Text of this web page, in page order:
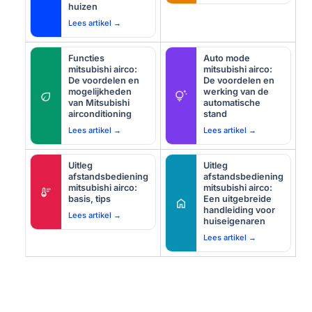
huizen
Lees artikel →
eco
Functies
mitsubishi airco:
De voordelen en
mogelijkheden
van Mitsubishi
airconditioning
Lees artikel →
tips_and_updates
Auto mode
mitsubishi airco:
De voordelen en
werking van de
automatische
stand
Lees artikel →
thermostat
Uitleg
afstandsbediening
mitsubishi airco:
basis, tips
Lees artikel →
home
Uitleg
afstandsbediening
mitsubishi airco:
Een uitgebreide
handleiding voor
huiseigenaren
Lees artikel →